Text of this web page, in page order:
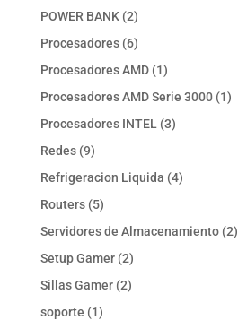
POWER BANK 22
productos
Procesadores 66
productos
Procesadores AMD 11
producto
Procesadores AMD Serie 3000 11
Procesadores INTEL 33
Redes 99
productos
Refrigeracion Liquida 44
Routers 55
productos
Servidores de Almacenamiento 22
Setup Gamer 22
productos
Sillas Gamer 22
soporte 11